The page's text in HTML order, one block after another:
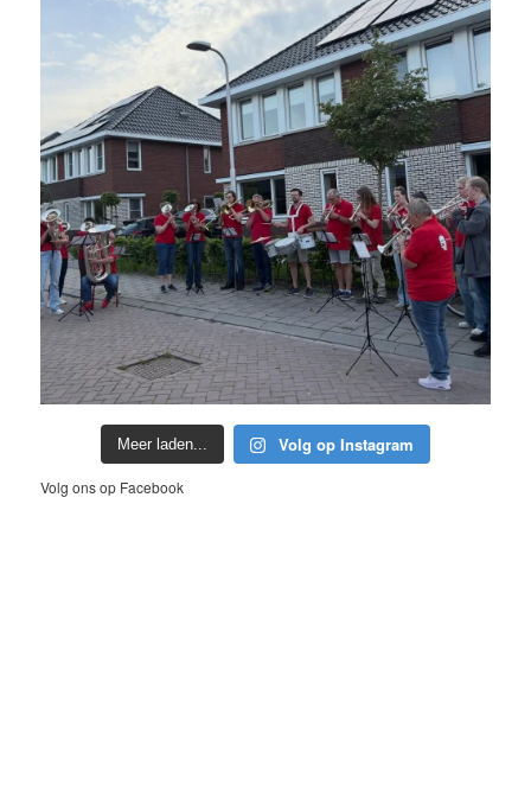
Meer laden... Volg op Instagram
Volg ons op Facebook